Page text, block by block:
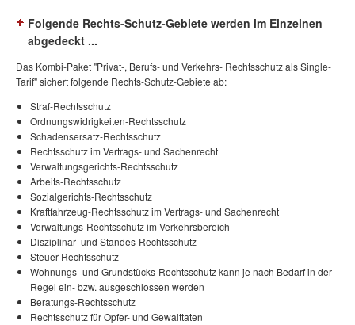
Folgende Rechts-Schutz-Gebiete werden im Einzelnen
abgedeckt ...
Das Kombi-Paket "Privat-, Berufs- und Verkehrs- Rechtsschutz als Single-
Tarif" sichert folgende Rechts-Schutz-Gebiete ab:
Straf-Rechtsschutz
Ordnungswidrigkeiten-Rechtsschutz
Schadensersatz-Rechtsschutz
Rechtsschutz im Vertrags- und Sachenrecht
Verwaltungsgerichts-Rechtsschutz
Arbeits-Rechtsschutz
Sozialgerichts-Rechtsschutz
Kraftfahrzeug-Rechtsschutz im Vertrags- und Sachenrecht
Verwaltungs-Rechtsschutz im Verkehrsbereich
Disziplinar- und Standes-Rechtsschutz
Steuer-Rechtsschutz
Wohnungs- und Grundstücks-Rechtsschutz kann je nach Bedarf in der
Regel ein- bzw. ausgeschlossen werden
Beratungs-Rechtsschutz
Rechtsschutz für Opfer- und Gewalttaten